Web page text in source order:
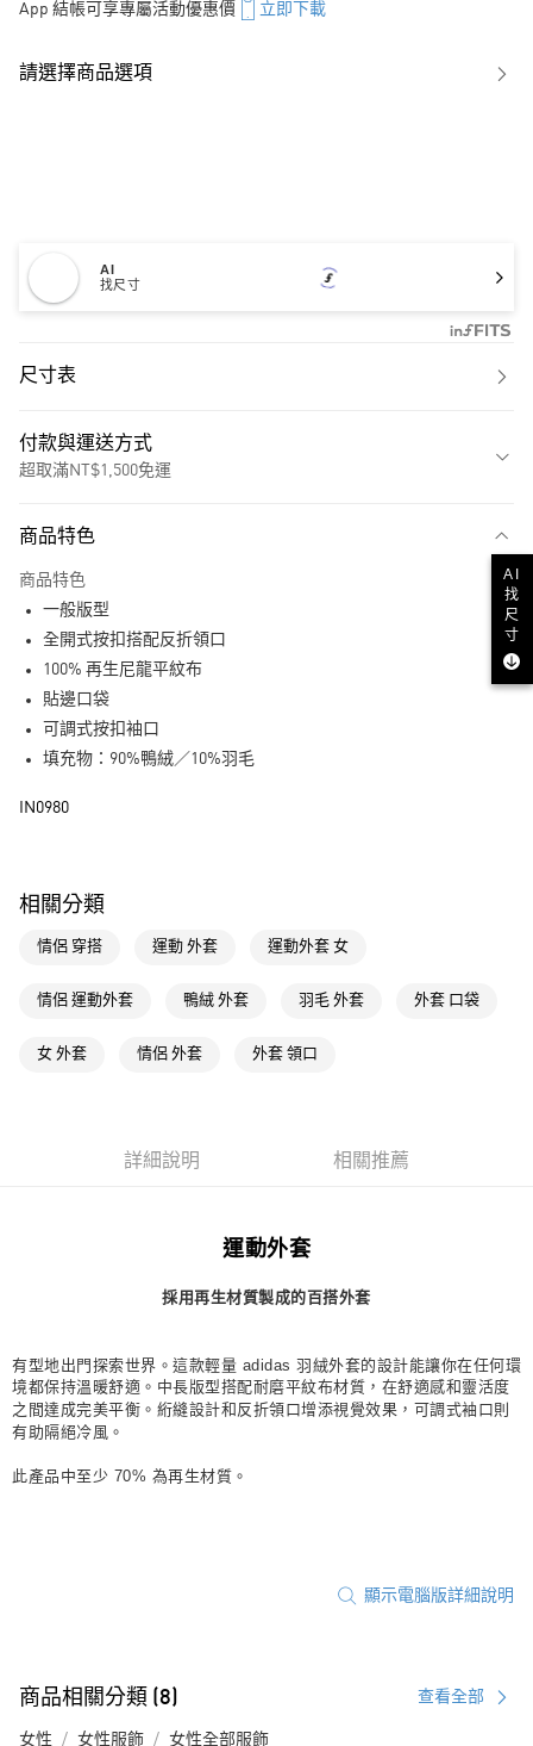
App 結帳可享專屬活動優惠價 立即下載
請選擇商品選項
AI
找尺寸
尺寸表
付款與運送方式
超取滿NT$1,500免運
LINE Pay
每筆NT$80，滿NT$1,500(含以上)免運費
每筆NT$80，滿NT$1,500(含以上)免運費
萊爾富取貨付款
付款後萊爾富取貨
每筆NT$80，滿NT$1,500(含以上)免運費
付款後7-11取貨
商品特色
商品特色
一般版型
全開式按扣搭配反折領口
100% 再生尼龍平紋布
貼邊口袋
可調式按扣袖口
填充物：90%鴨絨／10%羽毛
IN0980
相關分類
情侶 穿搭 運動 外套 運動外套 女
情侶 運動外套 鴨絨 外套 羽毛 外套 外套 口袋
女 外套 情侶 外套 外套 領口
詳細說明 相關推薦
運動外套
採用再生材質製成的百搭外套
有型地出門探索世界。這款輕量 adidas 羽絨外套的設計能讓你在任何環
境都保持溫暖舒適。中長版型搭配耐磨平紋布材質，在舒適感和靈活度
之間達成完美平衡。絎縫設計和反折領口增添視覺效果，可調式袖口則
有助隔絕冷風。
此產品中至少 70% 為再生材質。
顯示電腦版詳細說明
商品相關分類 (8) 查看全部
女性 女性服飾 女性全部服飾
AI
找
尺
寸